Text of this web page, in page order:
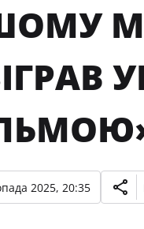
2025, 20:35